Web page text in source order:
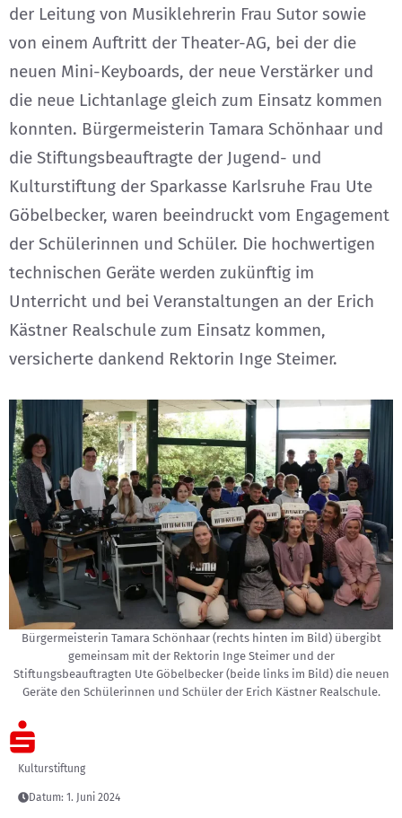
der Leitung von Musiklehrerin Frau Sutor sowie
von einem Auftritt der Theater-AG, bei der die
neuen Mini-Keyboards, der neue Verstärker und
die neue Lichtanlage gleich zum Einsatz kommen
konnten. Bürgermeisterin Tamara Schönhaar und
die Stiftungsbeauftragte der Jugend- und
Kulturstiftung der Sparkasse Karlsruhe Frau Ute
Göbelbecker, waren beeindruckt vom Engagement
der Schülerinnen und Schüler. Die hochwertigen
technischen Geräte werden zukünftig im
Unterricht und bei Veranstaltungen an der Erich
Kästner Realschule zum Einsatz kommen,
versicherte dankend Rektorin Inge Steimer.
Bürgermeisterin Tamara Schönhaar (rechts hinten im Bild) übergibt
gemeinsam mit der Rektorin Inge Steimer und der
Stiftungsbeauftragten Ute Göbelbecker (beide links im Bild) die neuen
Geräte den Schülerinnen und Schüler der Erich Kästner Realschule.
Kulturstiftung
Datum: 1. Juni 2024